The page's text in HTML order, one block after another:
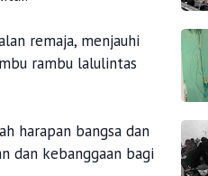
remaja, menjauhi
rambu lalulintas
harapan bangsa dan
dan kebanggaan bagi